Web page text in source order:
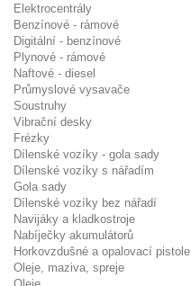
Elektrocentrály
Benzínové - rámové
Digitální - benzínové
Plynové - rámové
Naftové - diesel
Průmyslové vysavače
Soustruhy
Vibrační desky
Frézky
Dílenské vozíky - gola sady
Dílenské vozíky s nářadím
Gola sady
Dílenské vozíky bez nářadí
Navijáky a kladkostroje
Nabíječky akumulátorů
Horkovzdušné a opalovací pistole
Oleje, maziva, spreje